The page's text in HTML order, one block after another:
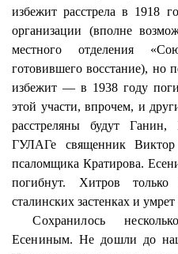
избежит расстрела в 1918
организации (вполне
местного отделения
готовившего восстание), но
избежит — в 1938 году
этой участи, впрочем, и
расстреляны будут Ганин,
ГУЛАГе священник Виктор
псаломщика Кратирова.
погибнут. Хитров
сталинских застенках и
Сохранилось
Есениным. Не дошли до